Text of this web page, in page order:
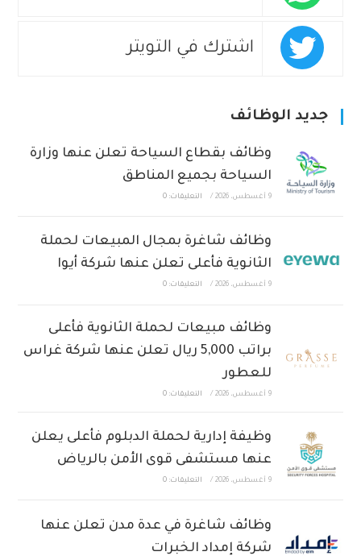
اشترك في التويتر
جديد الوظائف
وظائف بقطاع السياحة تعلن عنها وزارة
السياحة بجميع المناطق
9 أغسطس، 2026 / التعليقات: 0
وظائف شاغرة بمجال المبيعات لحملة
الثانوية فأعلى تعلن عنها شركة أيوا
9 أغسطس، 2026 / التعليقات: 0
وظائف مبيعات لحملة الثانوية فأعلى
براتب 5,000 ريال تعلن عنها شركة غراس
للعطور
9 أغسطس، 2026 / التعليقات: 0
وظيفة إدارية لحملة الدبلوم فأعلى يعلن
عنها مستشفى قوى الأمن بالرياض
9 أغسطس، 2026 / التعليقات: 0
وظائف شاغرة في عدة مدن تعلن عنها
شركة إمداد الخبرات